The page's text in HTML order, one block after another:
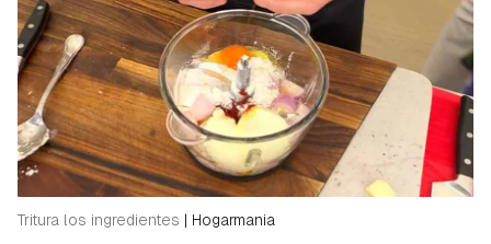
Tritura los ingredientes | Hogarmania